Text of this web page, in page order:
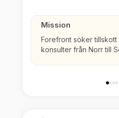
Mission
Forefront söker tillskott
konsulter från Norr till